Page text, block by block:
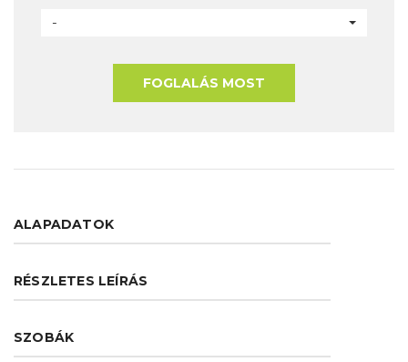
-
FOGLALÁS MOST
ALAPADATOK
RÉSZLETES LEÍRÁS
SZOBÁK